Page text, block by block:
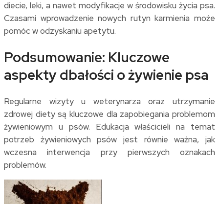
diecie, leki, a nawet modyfikacje w środowisku życia psa.
Czasami wprowadzenie nowych rutyn karmienia może
pomóc w odzyskaniu apetytu.
Podsumowanie: Kluczowe
aspekty dbałości o żywienie psa
Regularne wizyty u weterynarza oraz utrzymanie
zdrowej diety są kluczowe dla zapobiegania problemom
żywieniowym u psów. Edukacja właścicieli na temat
potrzeb żywieniowych psów jest równie ważna, jak
wczesna interwencja przy pierwszych oznakach
problemów.